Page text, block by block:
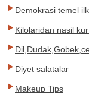
Demokrasi temel
Kilolaridan nasil
Diyet salatalar
Makeup Tips